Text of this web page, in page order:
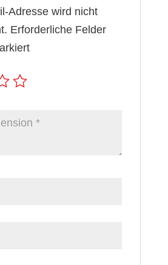
Adresse wird nicht
Erforderliche Felder